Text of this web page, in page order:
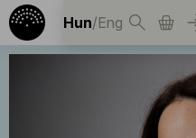
Hun/Eng